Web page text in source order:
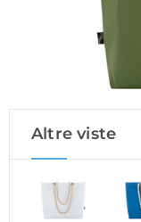
Altre viste